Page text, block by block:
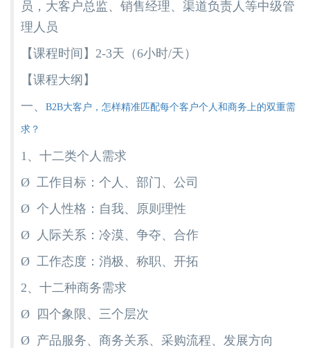
员，大客户总监、销售经理、渠道负责人等中级管
理人员
【课程时间】2-3天（6小时/天）
【课程大纲】
一、
B2B大客户，怎样精准匹配每个客户个人和商务上的双重需
求？
1、十二类个人需求
Ø 工作目标：个人、部门、公司
Ø 个人性格：自我、原则理性
Ø 人际关系：冷漠、争夺、合作
Ø 工作态度：消极、称职、开拓
2、十二种商务需求
Ø 四个象限、三个层次
Ø 产品服务、商务关系、采购流程、发展方向